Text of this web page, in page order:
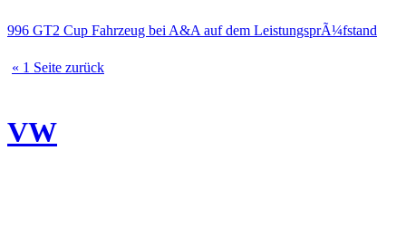
996 GT2 Cup Fahrzeug bei A&A auf dem LeistungsprÃ¼fstand
« 1 Seite zurück
VW